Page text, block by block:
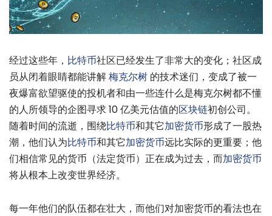
经过这些年， 比特币社区已经发生了非常大的变化；社区成
员从闭着眼睛都能讲解梅克尔树 的技术迷们，变成了被一
夜爆富欲望驱使的投机者和由一些连什么是梅克尔树都不懂
的人所领导的企图寻求 10 亿美元估值的区块链初创公司。
随着时间的流逝，围绕比特币和其它加密货币形成了一股热
潮，他们认为比特币和其它加密货币远比实际的更重要；他
们相信常见的货币（法定货币）正在成为过去，而加密货币
将从根本上改变世界经济。
每一年他们的队伍都在壮大，而他们对加密货币的看法也在